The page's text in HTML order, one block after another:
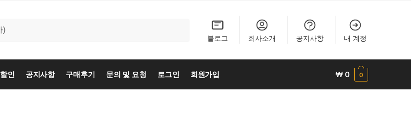
블로그
회사소개 공지사항 내 계정
할인 공지사항 구매후기 문의 및 요청 로그인 회원가입 ₩ 0 0